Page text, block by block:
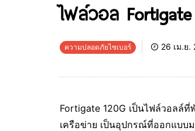
ไฟล์วอล Fortigate
ความปลอดภัยไซเบอร์ 26 เม.ย.
Fortigate 120G เป็นไฟล์วอลล์
เครือข่าย เป็นอุปกรณ์ที่ออกแบบ